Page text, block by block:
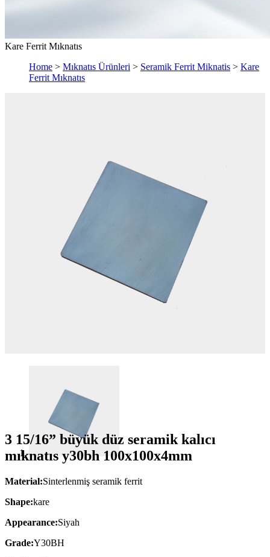
Kare Ferrit Mıknatıs
Home > Mıknatıs Ürünleri > Seramik Ferrit Miknatis > Kare
Ferrit Mıknatıs
3 15/16” büyük düz seramik kalıcı
mıknatıs y30bh 100x100x4mm
Material:Sinterlenmiş seramik ferrit
Shape:kare
Appearance:Siyah
Grade:Y30BH